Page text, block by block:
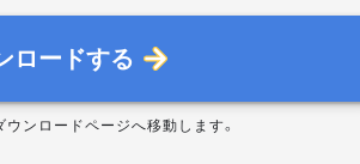
ロードする
ウンロードページへ移動します。